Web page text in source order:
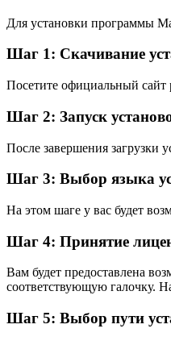
Для установки программы
Шаг 1: Скачивание
Посетите официальный сайт
Шаг 2: Запуск
После завершения загрузки
Шаг 3: Выбор языка
На этом шаге у вас будет
Шаг 4: Принятие
Вам будет предоставлена
соответствующую галочку.
Шаг 5: Выбор пути